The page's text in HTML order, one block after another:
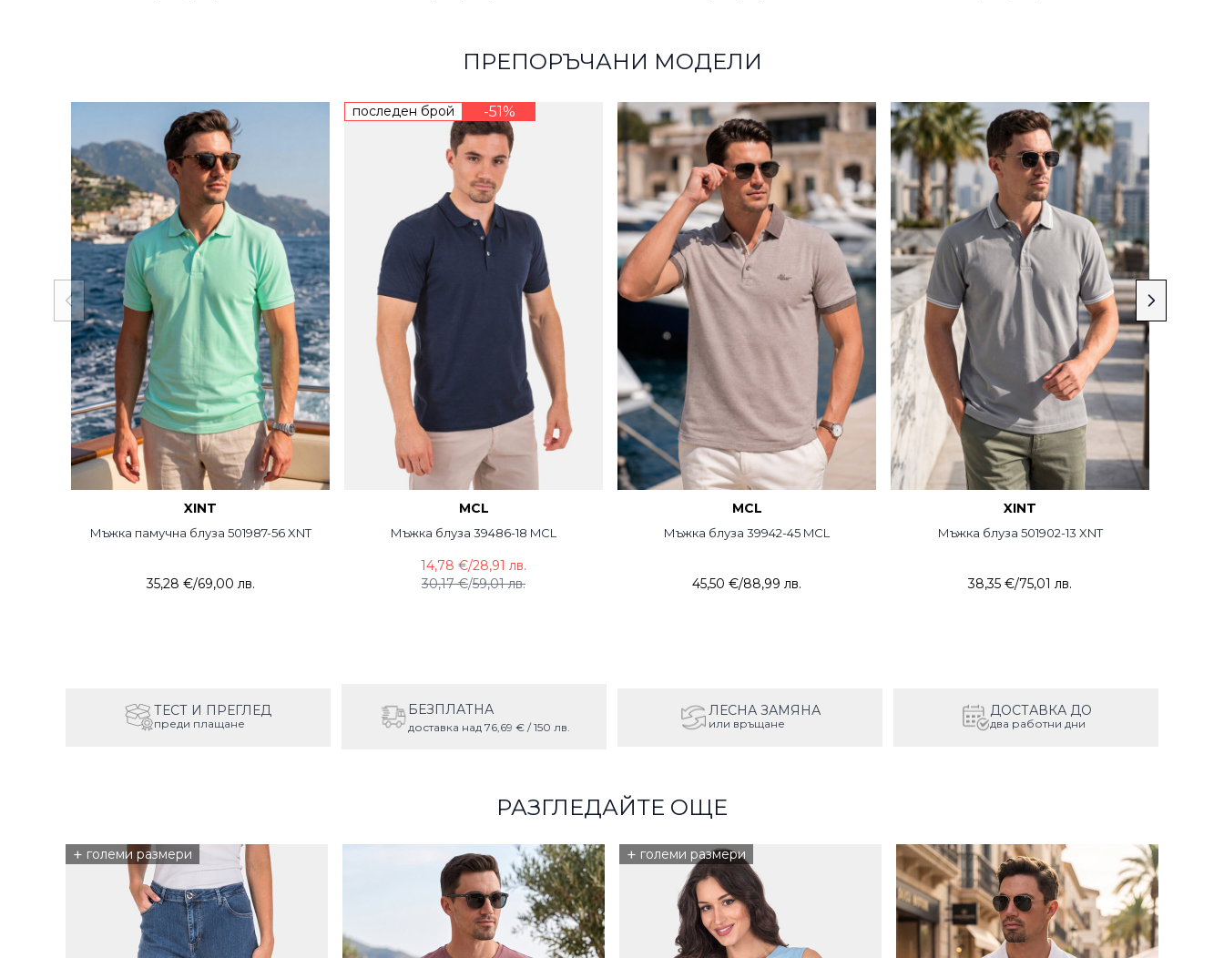
ПРЕПОРЪЧАНИ МОДЕЛИ
XINT
Мъжка памучна блуза 501987-56 XNT
35,28 €/69,00 лв.
последен брой -51%
MCL
Мъжка блуза 39486-18 MCL
30,17 €/59,01 лв.
14,78 €/28,91 лв.
MCL
Мъжка блуза 39942-45 MCL
45,50 €/88,99 лв.
XINT
Мъжка блуза 501902-13 XNT
38,35 €/75,01 лв.
ТЕСТ И ПРЕГЛЕД
преди плащане
БЕЗПЛАТНА
доставка над 76,69 € / 150 лв.
ЛЕСНА ЗАМЯНА
или връщане
ДОСТАВКА ДО
два работни дни
РАЗГЛЕДАЙТЕ ОЩЕ
+ големи размери + големи размери